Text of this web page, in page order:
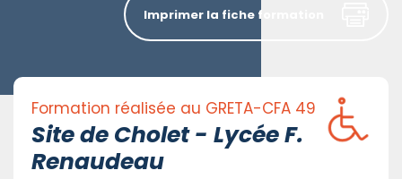
Formation réalisée au GRETA-CFA 49
Site de Cholet - Lycée F.
Renaudeau
Imprimer la fiche formation